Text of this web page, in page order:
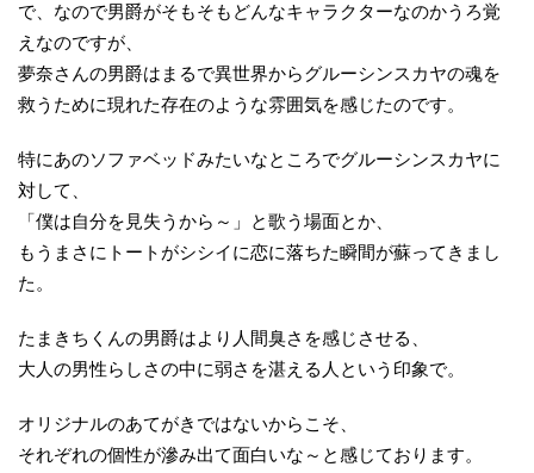
で、なので男爵がそもそもどんなキャラクターなのかうろ覚
えなのですが、
夢奈さんの男爵はまるで異世界からグルーシンスカヤの魂を
救うために現れた存在のような雰囲気を感じたのです。
特にあのソファベッドみたいなところでグルーシンスカヤに
対して、
「僕は自分を見失うから～」と歌う場面とか、
もうまさにトートがシシイに恋に落ちた瞬間が蘇ってきまし
た。
たまきちくんの男爵はより人間臭さを感じさせる、
大人の男性らしさの中に弱さを湛える人という印象で。
オリジナルのあてがきではないからこそ、
それぞれの個性が滲み出て面白いな～と感じております。